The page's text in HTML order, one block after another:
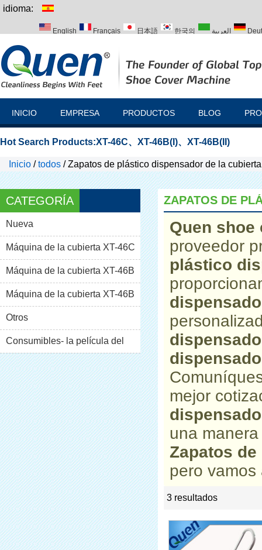
idioma:
English Français 日本語 한국의 العربية
INICIO EMPRESA PRODUCTOS BLOG
Hot Search Products:XT-46C、 XT-46B(I)、 XT-46B(II)
Inicio /todos /Zapatos de plástico dispensador de la cubierta
CATEGORÍA
Nueva
Máquina de la cubierta XT-46C
Máquina de la cubierta XT-46B
(i)Máquina de la cubierta XT-46B
(II)
Otros
Consumibles- la película del
pvc
ZAPATOS DE
Quen
proveedor
plástico
mejor
una
Zapatos
pero vamos
3 resultados